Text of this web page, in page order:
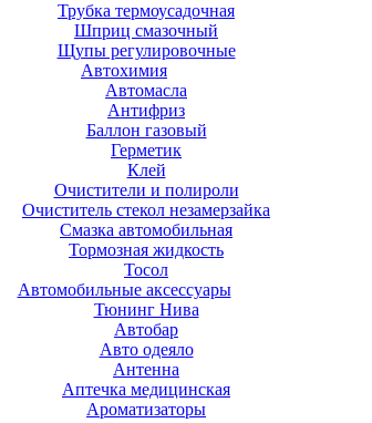
Трубка термоусадочная
Шприц смазочный
Щупы регулировочные
Автохимия
Автомасла
Антифриз
Баллон газовый
Герметик
Клей
Очистители и полироли
Очиститель стекол незамерзайка
Смазка автомобильная
Тормозная жидкость
Тосол
Автомобильные аксессуары
Тюнинг Нива
Автобар
Авто одеяло
Антенна
Аптечка медицинская
Ароматизаторы